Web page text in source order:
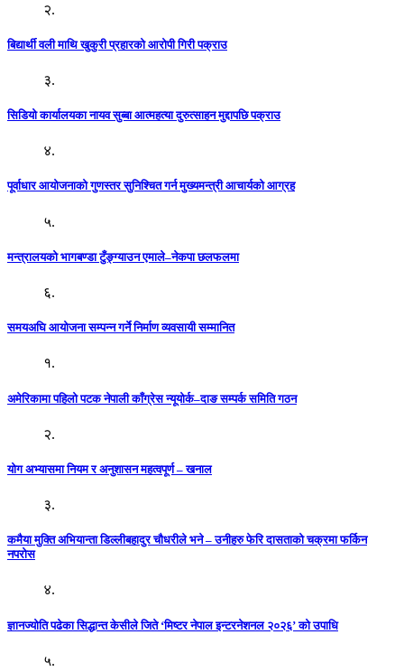
२.
बिद्यार्थी वली माथि खुकुरी प्रहारको आरोपी गिरी पक्राउ
३.
सिडियो कार्यालयका नायव सुब्बा आत्महत्या दुरुत्साहन मुद्दापछि पक्राउ
४.
पूर्वाधार आयोजनाको गुणस्तर सुनिश्चित गर्न मुख्यमन्त्री आचार्यको आग्रह
५.
मन्त्रालयको भागबण्डा टुँङ्ग्याउन एमाले–नेकपा छलफलमा
६.
समयअघि आयोजना सम्पन्न गर्ने निर्माण व्यवसायी सम्मानित
१.
अमेरिकामा पहिलो पटक नेपाली काँग्रेस न्यूयोर्क–दाङ सम्पर्क समिति गठन
२.
योग अभ्यासमा नियम र अनुशासन महत्वपूर्ण – खनाल
३.
कमैया मुक्ति अभियान्ता डिल्लीबहादुर चौधरीले भने – उनीहरु फेरि दासताको चक्रमा फर्किन
नपरोस
४.
ज्ञानज्योति पढेका सिद्धान्त केसीले जिते ‘मिष्टर नेपाल इन्टरनेशनल २०२६’ को उपाधि
५.